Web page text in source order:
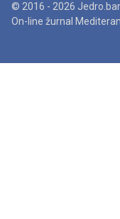
© 2016 - 2026 Jedro.bar
On-line žurnal